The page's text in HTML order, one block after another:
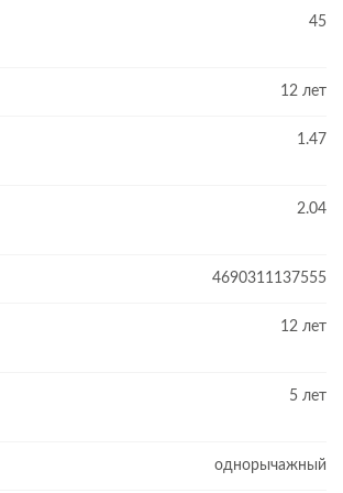
что избавляет от трудностей при
45
12 лет
1.47
2.04
4690311137555
12 лет
5 лет
однорычажный